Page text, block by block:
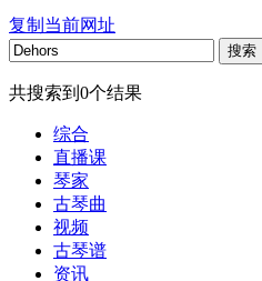
复制当前网址
搜索
共搜索到 0个结果
综合
直播课
琴家
古琴曲
视频
古琴谱
资讯